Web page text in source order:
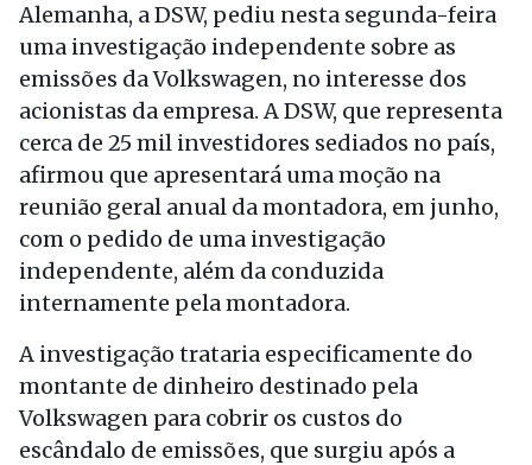
Alemanha, a DSW, pediu nesta segunda-feira
uma investigação independente sobre as
emissões da Volkswagen, no interesse dos
acionistas da empresa. A DSW, que representa
cerca de 25 mil investidores sediados no país,
afirmou que apresentará uma moção na
reunião geral anual da montadora, em junho,
com o pedido de uma investigação
independente, além da conduzida
internamente pela montadora.
A investigação trataria especificamente do
montante de dinheiro destinado pela
Volkswagen para cobrir os custos do
escândalo de emissões, que surgiu após a